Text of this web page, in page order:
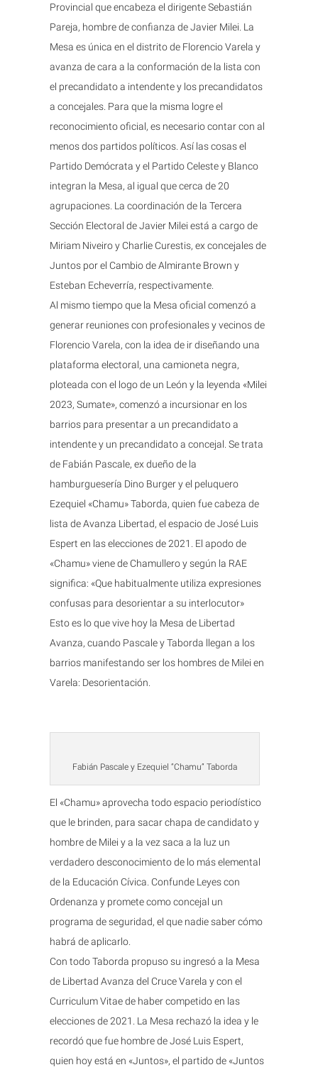
Provincial que encabeza el dirigente Sebastián
Pareja, hombre de confianza de Javier Milei. La
Mesa es única en el distrito de Florencio Varela y
avanza de cara a la conformación de la lista con
el precandidato a intendente y los precandidatos
a concejales. Para que la misma logre el
reconocimiento oficial, es necesario contar con al
menos dos partidos políticos. Así las cosas el
Partido Demócrata y el Partido Celeste y Blanco
integran la Mesa, al igual que cerca de 20
agrupaciones. La coordinación de la Tercera
Sección Electoral de Javier Milei está a cargo de
Miriam Niveiro y Charlie Curestis, ex concejales de
Juntos por el Cambio de Almirante Brown y
Esteban Echeverría, respectivamente.
Al mismo tiempo que la Mesa oficial comenzó a
generar reuniones con profesionales y vecinos de
Florencio Varela, con la idea de ir diseñando una
plataforma electoral, una camioneta negra,
ploteada con el logo de un León y la leyenda «Milei
2023, Sumate», comenzó a incursionar en los
barrios para presentar a un precandidato a
intendente y un precandidato a concejal. Se trata
de Fabián Pascale, ex dueño de la
hamburguesería Dino Burger y el peluquero
Ezequiel «Chamu» Taborda, quien fue cabeza de
lista de Avanza Libertad, el espacio de José Luis
Espert en las elecciones de 2021. El apodo de
«Chamu» viene de Chamullero y según la RAE
significa: «Que habitualmente utiliza expresiones
confusas para desorientar a su interlocutor»
Esto es lo que vive hoy la Mesa de Libertad
Avanza, cuando Pascale y Taborda llegan a los
barrios manifestando ser los hombres de Milei en
Varela: Desorientación.
Fabián Pascale y Ezequiel “Chamu” Taborda
El «Chamu» aprovecha todo espacio periodístico
que le brinden, para sacar chapa de candidato y
hombre de Milei y a la vez saca a la luz un
verdadero desconocimiento de lo más elemental
de la Educación Cívica. Confunde Leyes con
Ordenanza y promete como concejal un
programa de seguridad, el que nadie saber cómo
habrá de aplicarlo.
Con todo Taborda propuso su ingresó a la Mesa
de Libertad Avanza del Cruce Varela y con el
Curriculum Vitae de haber competido en las
elecciones de 2021. La Mesa rechazó la idea y le
recordó que fue hombre de José Luis Espert,
quien hoy está en «Juntos», el partido de «Juntos